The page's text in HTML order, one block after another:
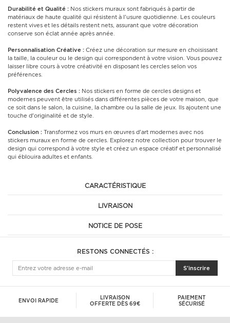
Durabilité et Qualité : Nos stickers muraux sont fabriqués à partir de
matériaux de haute qualité qui résistent à l'usure quotidienne. Les couleurs
restent vives et les détails restent nets, assurant que votre décoration
conserve son éclat année après année.
Personnalisation Créative : Créez une décoration sur mesure en choisissant
la taille, la couleur ou le design qui correspondent à votre vision. Vous pouvez
laisser libre cours à votre créativité en disposant les cercles selon vos
préférences.
Polyvalence des Cercles : Nos stickers en forme de cercles designs et
modernes peuvent être utilisés dans différentes pièces de votre maison, que
ce soit dans le salon, la cuisine, la chambre ou la salle de jeux. Ils ajoutent une
touche d'originalité et de style.
Conclusion : Transformez vos murs en œuvres d'art modernes avec nos
stickers muraux en forme de cercles. Explorez notre collection pour trouver le
design qui correspond à votre style et créez un espace créatif et personnalisé
qui éblouira adultes et enfants.
CARACTÉRISTIQUE
LIVRAISON
NOTICE DE POSE
RESTONS CONNECTÉS :
S'inscrire
ENVOI RAPIDE
LIVRAISON
OFFERTE DÈS 69€
PAIEMENT
SÉCURISÉ